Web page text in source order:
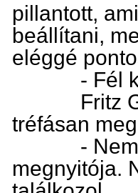
pillantott,
beállítani,
eléggé
- Fél
Fritz
tréfásan
- Nem
megnyitója.